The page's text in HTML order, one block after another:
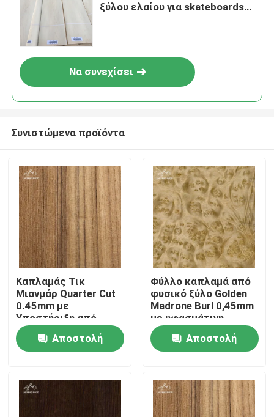
Σπίτι
ξύλου ελαίου για skateboards
Να συνεχίσει
Συνιστώμενα προϊόντα
Καπλαμάς Τικ
Μιανμάρ Quarter Cut
0.45mm με
Υποστήριξη από
Ύφασμα
Αποστολή
Φύλλο καπλαμά από
φυσικό ξύλο Golden
Madrone Burl 0,45mm
με υφασμάτινη
επένδυση
Αποστολή